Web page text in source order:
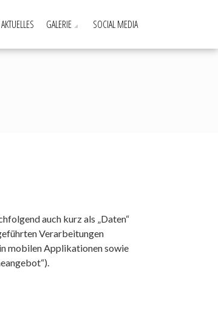
AKTUELLES GALERIE SOCIAL MEDIA
auch kurz als „Daten“
Verarbeitungen
mobilen Applikationen sowie